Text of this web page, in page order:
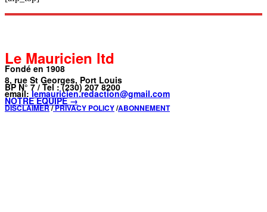
Le Mauricien ltd
Fondé en 1908
8, rue St Georges, Port Louis
BP N° 7 / Tel : (230) 207 8200
email: lemauricien.redaction@gmail.com
NOTRE ÉQUIPE →
DISCLAIMER/PRIVACY POLICY/ABONNEMENT